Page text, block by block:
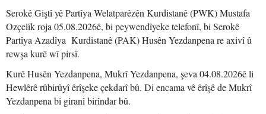
Serokê Giştî yê Partîya Welatparêzên Kurdistanê (PWK) Mustafa
Ozçelîk roja 05.08.2026ê, bi peywendîyeke telefonî, bi Serokê
Partîya Azadîya Kurdistanê (PAK) Husên Yezdanpena re axivî û
rewşa kurê wî pirsî.
Kurê Husên Yezdanpena, Mukrî Yezdanpena, şeva 04.08.2026ê li
Hewlêrê rûbirûyî êrîşeke çekdarî bû. Di encama vê êrîşê de Mukrî
Yezdanpena bi giranî birîndar bû.